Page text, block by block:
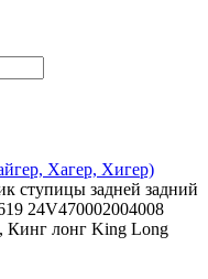
Хагер, Хигер)
ступицы задней задний
24V470002004008
Кинг лонг King Long